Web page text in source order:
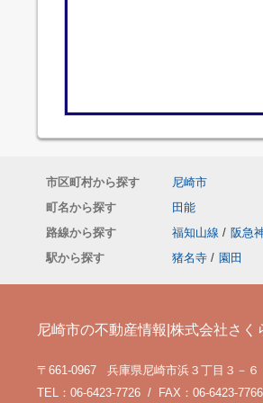
市区町村から探す
尼崎市
町名から探す
田能
路線から探す
福知山線 / 阪急
駅から探す
猪名寺 / 園田
尼崎市の不動産情報|株式会社さく
〒661-0967 兵庫県尼崎市浜３丁目３－６
TEL：06-6423-7726 / FAX：06-6423-7766